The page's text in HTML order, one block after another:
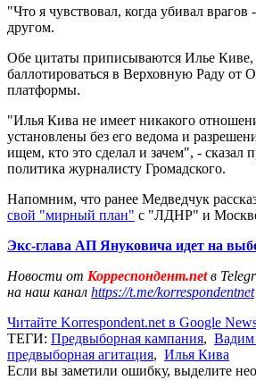
"Что я чувствовал, когда убивал врагов
другом.
Обе цитаты приписываются Илье Киве,
баллотироваться в Верховную Раду от
платформы.
"Илья Кива не имеет никакого
установлены без его ведома и
ищем, кто это сделал и зачем", - сказал
политика журналисту Громадского.
Напомним, что ранее Медведчук
свой "мирный план" с "ЛДНР" и
Экс-глава АП Януковича идет на
Новости от Корреспондент.netв
на наш канал https://t.me/korrespondentnet
Читайте Korrespondent.net в Google
ТЕГИ: Предвыборная кампания, Вадим
предвыборная агитация, Илья Кива
Если вы заметили ошибку, выделите